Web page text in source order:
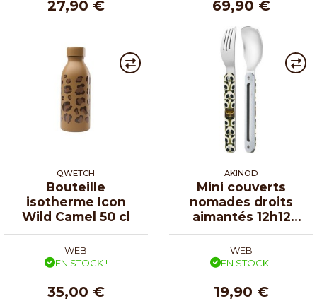
27,90 € 69,90 €
QWETCH
Bouteille
isotherme Icon
Wild Camel 50 cl
WEB
EN STOCK !
35,00 €
AKINOD
Mini couverts
nomades droits
aimantés 12h12
Panda
WEB
EN STOCK !
19,90 €